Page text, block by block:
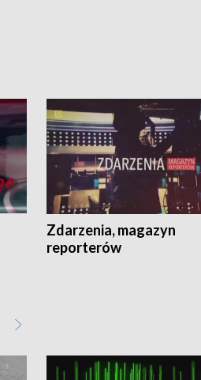
Zdarzenia, magazyn
reporterów